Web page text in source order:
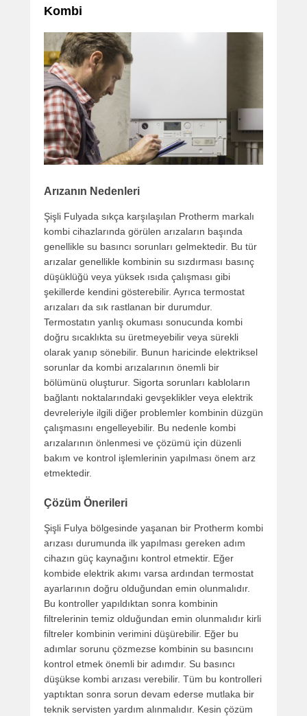
Kombi
Arızanın Nedenleri
Şişli Fulyada sıkça karşılaşılan Protherm markalı
kombi cihazlarında görülen arızaların başında
genellikle su basıncı sorunları gelmektedir. Bu tür
arızalar genellikle kombinin su sızdırması basınç
düşüklüğü veya yüksek ısıda çalışması gibi
şekillerde kendini gösterebilir. Ayrıca termostat
arızaları da sık rastlanan bir durumdur.
Termostatın yanlış okuması sonucunda kombi
doğru sıcaklıkta su üretmeyebilir veya sürekli
olarak yanıp sönebilir. Bunun haricinde elektriksel
sorunlar da kombi arızalarının önemli bir
bölümünü oluşturur. Sigorta sorunları kabloların
bağlantı noktalarındaki gevşeklikler veya elektrik
devreleriyle ilgili diğer problemler kombinin düzgün
çalışmasını engelleyebilir. Bu nedenle kombi
arızalarının önlenmesi ve çözümü için düzenli
bakım ve kontrol işlemlerinin yapılması önem arz
etmektedir.
Çözüm Önerileri
Şişli Fulya bölgesinde yaşanan bir Protherm kombi
arızası durumunda ilk yapılması gereken adım
cihazın güç kaynağını kontrol etmektir. Eğer
kombide elektrik akımı varsa ardından termostat
ayarlarının doğru olduğundan emin olunmalıdır.
Bu kontroller yapıldıktan sonra kombinin
filtrelerinin temiz olduğundan emin olunmalıdır kirli
filtreler kombinin verimini düşürebilir. Eğer bu
adımlar sorunu çözmezse kombinin su basıncını
kontrol etmek önemli bir adımdır. Su basıncı
düşükse kombi arızası verebilir. Tüm bu kontrolleri
yaptıktan sonra sorun devam ederse mutlaka bir
teknik servisten yardım alınmalıdır. Kesin çözüm